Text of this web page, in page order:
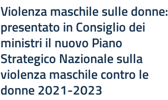
Violenza maschile sulle donne:
presentato in Consiglio dei
ministri il nuovo Piano
Strategico Nazionale sulla
violenza maschile contro le
donne 2021-2023